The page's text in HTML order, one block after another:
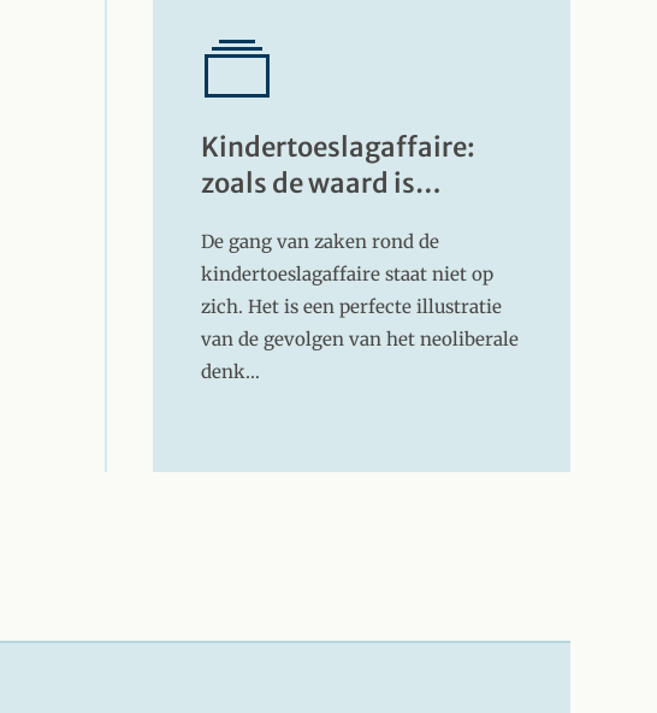
Kindertoeslagaffaire:
zoals de waard is…
De gang van zaken rond de
kindertoeslagaffaire staat niet op
zich. Het is een perfecte illustratie
van de gevolgen van het neoliberale
denk…